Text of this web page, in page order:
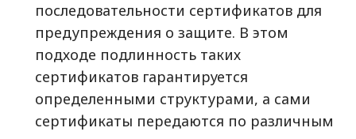
последовательности сертификатов для
предупреждения о защите. В этом
подходе подлинность таких
сертификатов гарантируется
определенными структурами, а сами
сертификаты передаются по различным